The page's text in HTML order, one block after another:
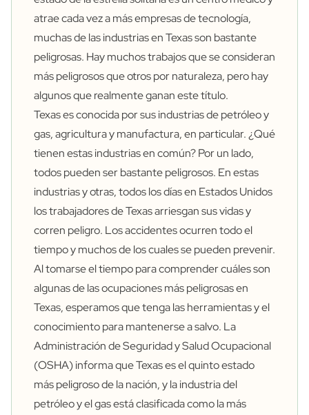
atrae cada vez a más empresas de tecnología,
muchas de las industrias en Texas son bastante
peligrosas. Hay muchos trabajos que se consideran
más peligrosos que otros por naturaleza, pero hay
algunos que realmente ganan este título.
Texas es conocida por sus industrias de petróleo y
gas, agricultura y manufactura, en particular. ¿Qué
tienen estas industrias en común? Por un lado,
todos pueden ser bastante peligrosos. En estas
industrias y otras, todos los días en Estados Unidos
los trabajadores de Texas arriesgan sus vidas y
corren peligro. Los accidentes ocurren todo el
tiempo y muchos de los cuales se pueden prevenir.
Al tomarse el tiempo para comprender cuáles son
algunas de las ocupaciones más peligrosas en
Texas, esperamos que tenga las herramientas y el
conocimiento para mantenerse a salvo. La
Administración de Seguridad y Salud Ocupacional
(OSHA) informa que Texas es el quinto estado
más peligroso de la nación, y la industria del
petróleo y el gas está clasificada como la más